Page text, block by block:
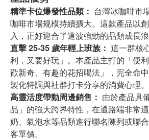
精準卡位爆發性品類： 台灣冰咖啡市
咖啡市場规模持續擴大。這款產品以
入，正好迎合了這波強勁的品類成長浪
直擊 25-35 歲年輕上班族： 這一群核
利，又要好玩」。本產品主打的「便
歡新奇、有趣的花招喝法」，完全命
製化特調與社群打卡分享的消費心理。
高靈活度帶動周邊銷售： 由於產品具
品」的強大跨界特性，在通路端非常
奶、氣泡水等品類進行聯名陳列或聯
客單價。